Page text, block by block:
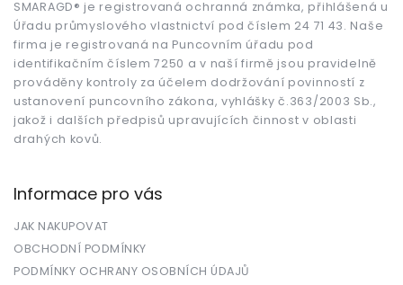
SMARAGD® je registrovaná ochranná známka, přihlášená u
Úřadu průmyslového vlastnictví pod číslem 24 71 43. Naše
firma je registrovaná na Puncovním úřadu pod
identifikačním číslem 7250 a v naší firmě jsou pravidelně
prováděny kontroly za účelem dodržování povinností z
ustanovení puncovního zákona, vyhlášky č.363/2003 Sb.,
jakož i dalších předpisů upravujících činnost v oblasti
drahých kovů.
Informace pro vás
JAK NAKUPOVAT
OBCHODNÍ PODMÍNKY
PODMÍNKY OCHRANY OSOBNÍCH ÚDAJŮ